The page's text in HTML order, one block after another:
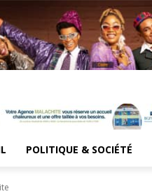
POLITIQUE & SOCIÉTÉ